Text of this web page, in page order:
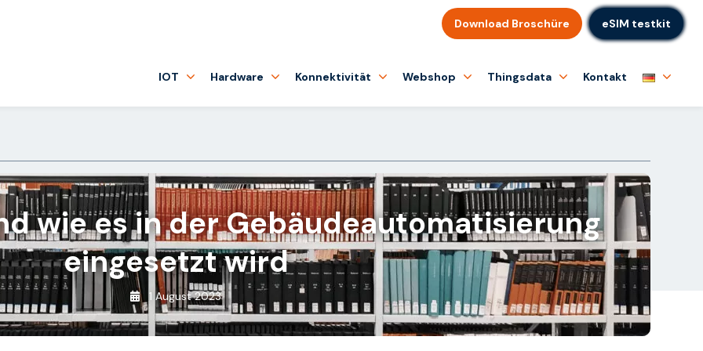
Download Broschüre eSIM testkit
IOT Hardware Konnektivität Webshop Thingsdata Kontakt
wie es in der Gebäudeautomatisierung
eingesetzt wird
1 August 2023